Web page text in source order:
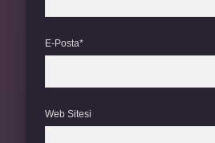
E-Posta*
Web Sitesi